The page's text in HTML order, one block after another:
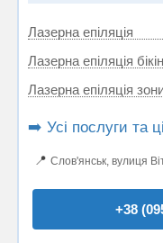
Лазерна епіляція
Лазерна епіляція
Лазерна епіляція зони
➡️ Усі послуги та
📍 Слов'янськ, вулиця
+38